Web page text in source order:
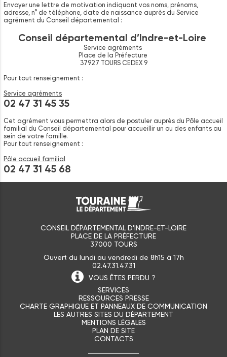
Envoyer une lettre de motivation indiquant vos noms, prénoms,
adresse, n° de téléphone, date de naissance auprès du Service
agrément du Conseil départemental :
Conseil départemental d’Indre-et-Loire
Service agréments
Place de la Préfecture
37927 TOURS CEDEX 9
Pour tout renseignement :
Service agréments
02 47 31 45 35
Cet agrément vous permettra alors de postuler auprès du Pôle accueil
familial du Conseil départemental pour accueillir un ou des enfants au
sein de votre famille.
Pour tout renseignement :
Pôle accueil familial
02 47 31 45 68
CONSEIL DÉPARTEMENTAL D'INDRE-ET-LOIRE
PLACE DE LA PRÉFECTURE
37000 TOURS
Ouvert du lundi au vendredi de 8h15 à 17h
02.47.31.47.31
VOUS ÊTES PERDU ?
SERVICES
RESSOURCES PRESSE
CHARTE GRAPHIQUE ET PANNEAUX DE COMMUNICATION
LES AUTRES SITES DU DÉPARTEMENT
MENTIONS LÉGALES
PLAN DE SITE
CONTACTS